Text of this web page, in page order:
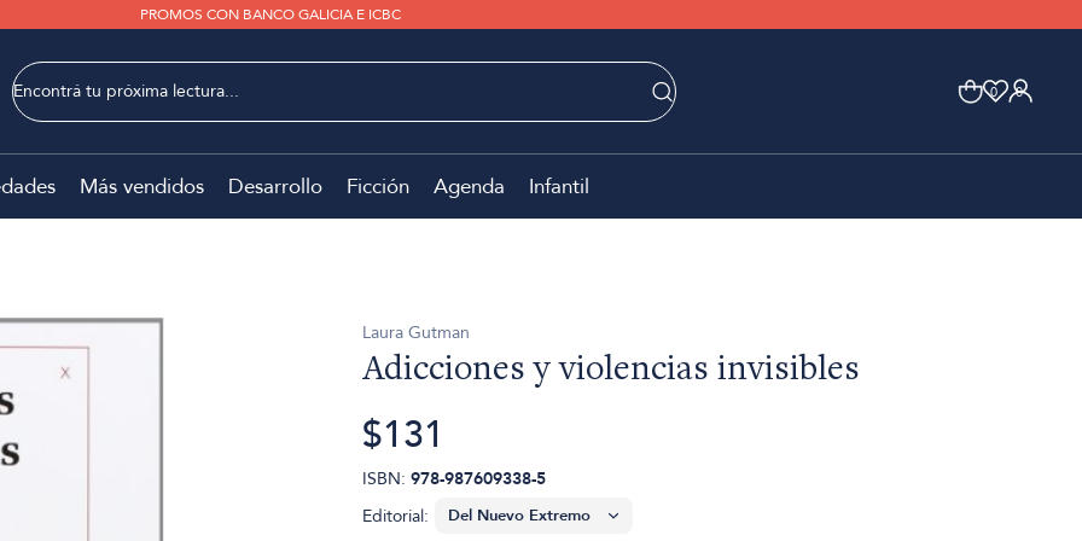
PROMOS CON BANCO GALICIA E ICBC
0 0
Más vendidos Desarrollo Ficción Agenda Infantil
Laura Gutman
Adicciones y violencias invisibles
$131
ISBN: 978-987609338-5
Editorial: